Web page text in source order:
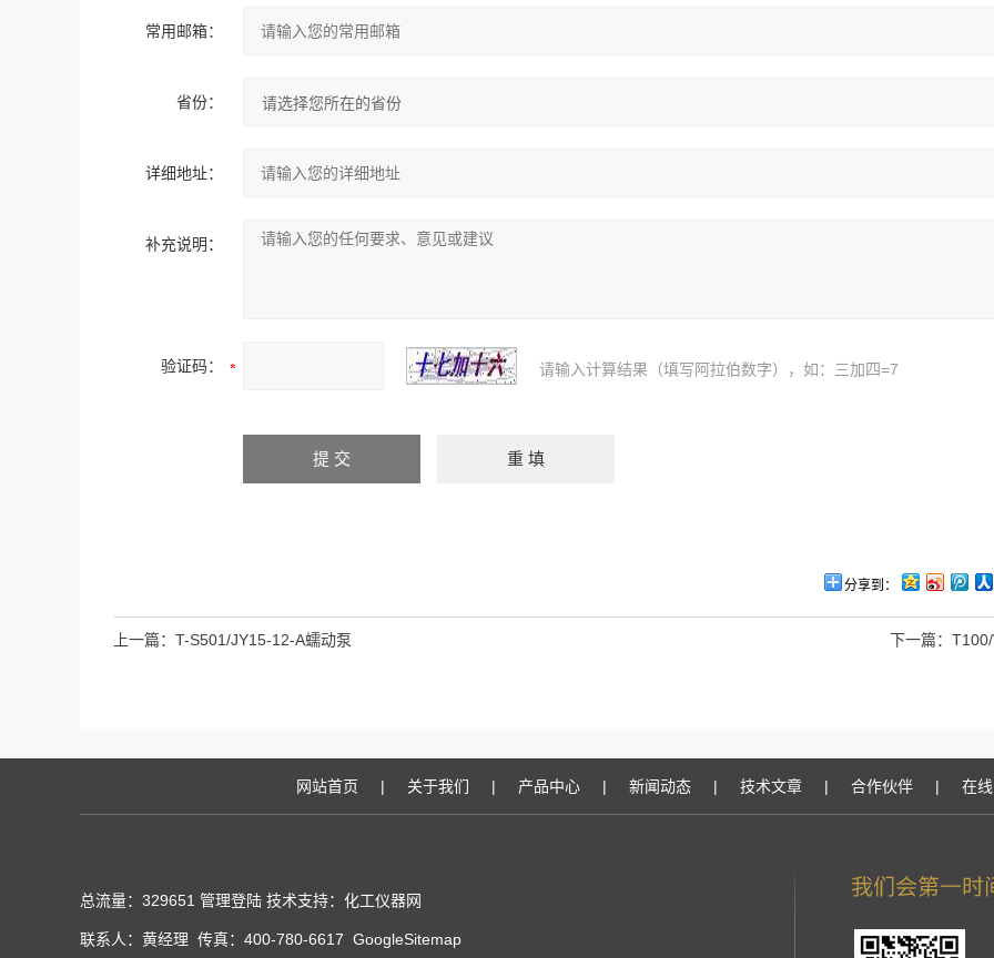
常用邮箱：
省份：
详细地址：
补充说明：
验证码： 请输入计算结果（填写阿拉伯数字），如：三加四=7
分享到：
上一篇： T-S501/JY15-12-A蠕动泵 下一篇：
网站首页 | 关于我们 | 产品中心 | 新闻动态 | 技术文章 | 合作伙伴 | 在
总流量：329651 管理登陆 技术支持：化工仪器网
联系人：黄经理 传真：400-780-6617 GoogleSitemap